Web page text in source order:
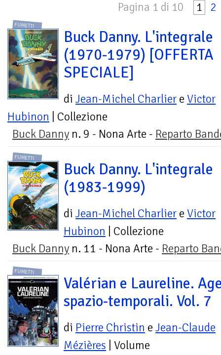
Pagina 1 di 10 1 2
FUMETTI
Buck Danny. L'integrale
(1970-1979) [OFFERTA
SPECIALE]
di Jean-Michel Charlier e Victor
Hubinon | Collezione
Buck Danny n. 9 - Nona Arte - Reparto
FUMETTI
Buck Danny. L'integrale
(1983-1999)
di Jean-Michel Charlier e Victor
Hubinon | Collezione
Buck Danny n. 11 - Nona Arte - Reparto
FUMETTI
Valérian e Laureline.
spazio-temporali. Vol. 7
di Pierre Christin e Jean-Claude
Mézières | Volume